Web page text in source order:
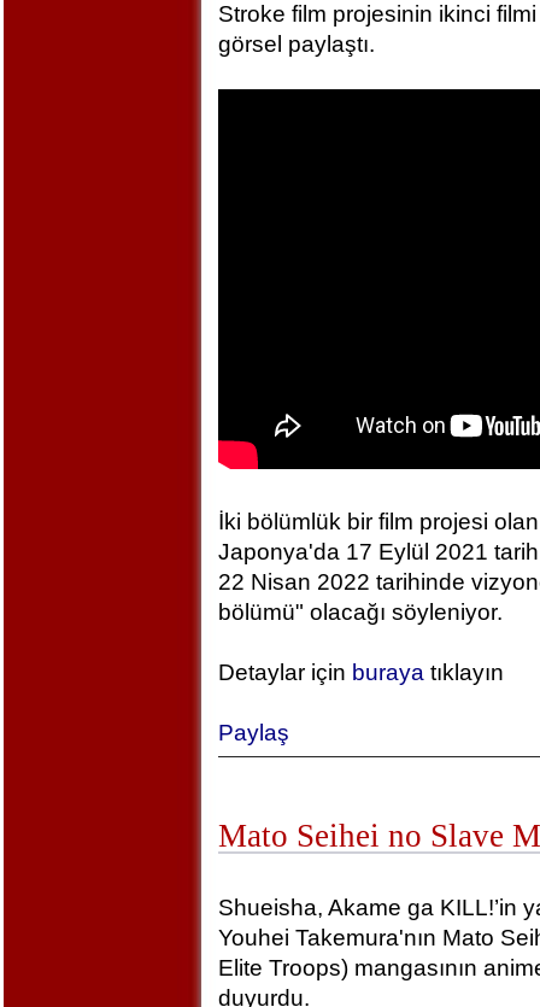
Stroke film projesinin ikinci
görsel paylaştı.
İki bölümlük bir film projesi
Japonya'da 17 Eylül 2021
22 Nisan 2022 tarihinde
bölümü" olacağı söyleniyor.
Detaylar için buraya tıklayın
Paylaş
Mato Seihei no Slave
Shueisha, Akame ga KILL!’in
Youhei Takemura'nın Mato
Elite Troops) mangasının
duyurdu.